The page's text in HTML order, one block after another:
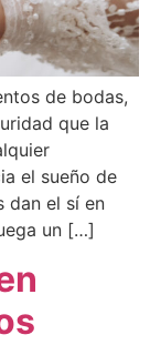
de bodas,
que la
el sueño de
dan el sí en
un […]